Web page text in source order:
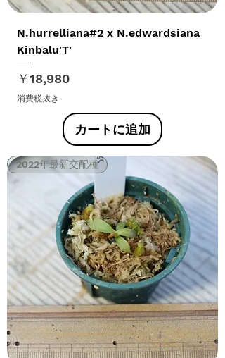
N.hurrelliana#2 x N.edwardsiana
Kinbalu'T'
価格
￥18,980
消費税抜き
カートに追加
2022年最新交配種